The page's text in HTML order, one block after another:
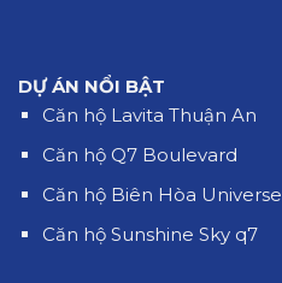
DỰ ÁN NỔI BẬT
Căn hộ Lavita Thuận An
Căn hộ Q7 Boulevard
Căn hộ Biên Hòa Universe
Căn hộ Sunshine Sky q7